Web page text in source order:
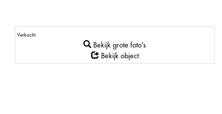
Verkocht
Bekijk grote foto's
Bekijk object